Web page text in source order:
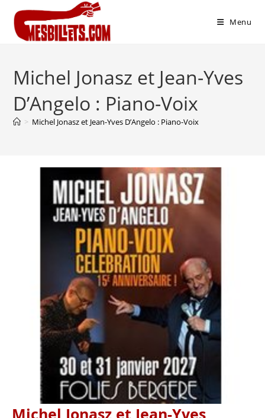
Menu
Michel Jonasz et Jean-Yves
D’Angelo : Piano-Voix
> Michel Jonasz et Jean-Yves D’Angelo : Piano-Voix
Michel Jonasz et Jean-Yves